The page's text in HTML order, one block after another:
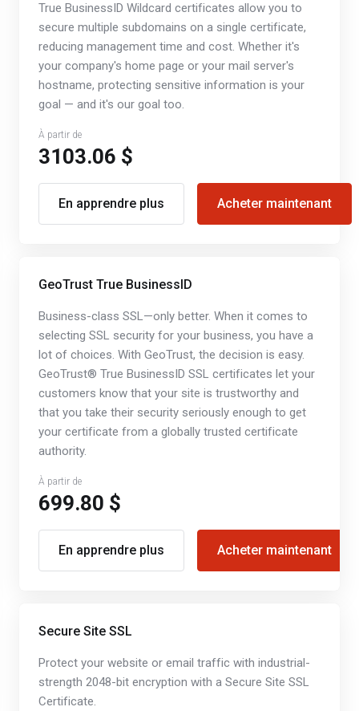
True BusinessID Wildcard certificates allow you to
secure multiple subdomains on a single certificate,
reducing management time and cost. Whether it's
your company's home page or your mail server's
hostname, protecting sensitive information is your
goal — and it's our goal too.
À partir de
3103.06 $
En apprendre plus Acheter maintenant
GeoTrust True BusinessID
Business-class SSL—only better. When it comes to
selecting SSL security for your business, you have a
lot of choices. With GeoTrust, the decision is easy.
GeoTrust® True BusinessID SSL certificates let your
customers know that your site is trustworthy and
that you take their security seriously enough to get
your certificate from a globally trusted certificate
authority.
À partir de
699.80 $
En apprendre plus Acheter maintenant
Secure Site SSL
Protect your website or email traffic with industrial-
strength 2048-bit encryption with a Secure Site SSL
Certificate.